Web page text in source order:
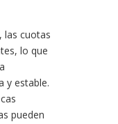
las cuotas
lo que
y estable.
pueden